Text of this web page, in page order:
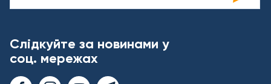
Слідкуйте за новинами у
соц. мережах